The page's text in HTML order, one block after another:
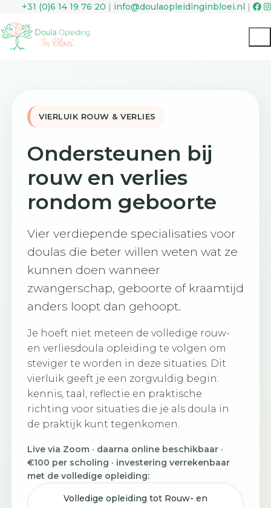
+31 (0)‭6 14 19 76 20 | info@doulaopleidinginbloei.nl |
VIERLUIK ROUW & VERLIES
Ondersteunen bij
rouw en verlies
rondom geboorte
Vier verdiepende specialisaties voor
doulas die beter willen weten wat ze
kunnen doen wanneer
zwangerschap, geboorte of kraamtijd
anders loopt dan gehoopt.
Je hoeft niet meteen de volledige rouw-
en verliesdoula opleiding te volgen om
steviger te worden in deze situaties. Dit
vierluik geeft je een zorgvuldig begin:
kennis, taal, reflectie en praktische
richting voor situaties die je als doula in
de praktijk kunt tegenkomen.
Live via Zoom · daarna online beschikbaar ·
€100 per scholing · investering verrekenbaar
met de volledige opleiding:
Volledige opleiding tot Rouw- en